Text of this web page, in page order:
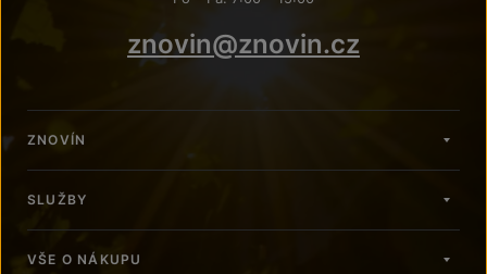
znovin@znovin.cz
ZNOVÍN
SLUŽBY
VŠE O NÁKUPU